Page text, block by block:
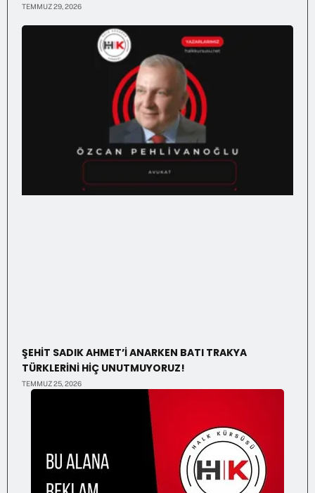
TEMMUZ 29, 2026
ŞEHİT SADIK AHMET’İ ANARKEN BATI TRAKYA
TÜRKLERİNİ HİÇ UNUTMUYORUZ!
TEMMUZ 25, 2026